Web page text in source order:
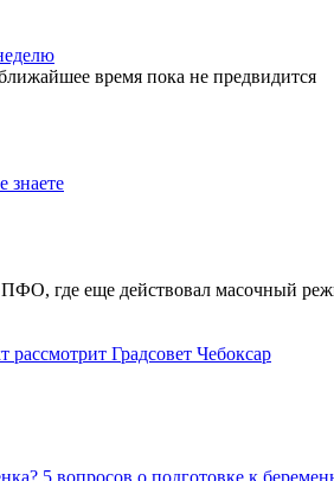
время пока не предвидится
знаете
ПФО, где еще действовал масочный
Градсовет Чебоксар
5 вопросов о подготовке к